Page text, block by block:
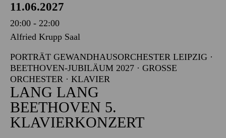
11.06.2027
20:00 - 22:00
Alfried Krupp Saal
PORTRÄT GEWANDHAUSORCHESTER LEIPZIG ·
BEETHOVEN-JUBILÄUM 2027 · GROSSE O
RCHESTER · KLAVIER
LANG LANG
BEETHOVEN 5.
KLAVIERKONZERT